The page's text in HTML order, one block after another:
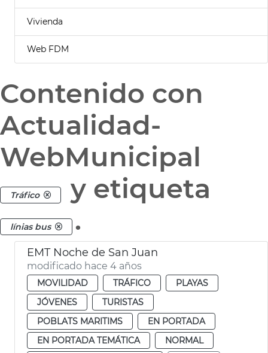
Vivienda
Web FDM
Contenido con
Actualidad-
WebMunicipal
Tráfico y etiqueta
línias bus .
EMT Noche de San Juan
modificado hace 4 años
MOVILIDAD TRÁFICO
PLAYAS
JÓVENES
TURISTAS
POBLATS MARITIMS
EN PORTADA
EN PORTADA TEMÁTICA
NORMAL